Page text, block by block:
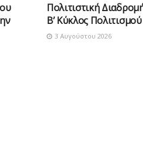
Πολιτιστική
Β’ Κύκλος Πολιτισμού
3 Αυγούστου 2026